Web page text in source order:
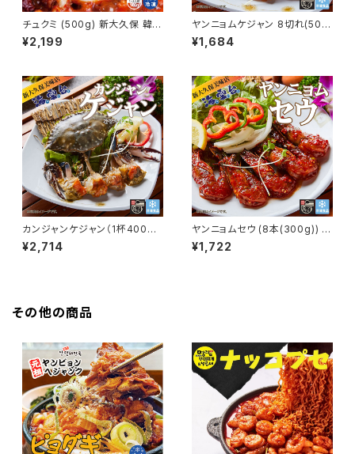
チュクミ (500g) 新大久保 韓国
料理 お取り寄せ イイダコ炒め
韓国食品 1-2人前 YOGIJOA
¥2,199
ヤンニョムケジャン 8切れ(500
g)新大久保 韓国料理 お取り寄
せ 韓国かに 韓国食品 YOGIJ
¥1,684
カンジャンケジャン（1杯400～
450g) 新大久保 韓国料理 お
取り寄せ ワタリガニ 醤油ベース
¥2,714
ヤンニョムセウ (8本(300g)) 新
大久保 韓国料理 韓国食品 ヤン
ニョムエビ 海老 YOGIJOA 海
¥1,722
その他の商品